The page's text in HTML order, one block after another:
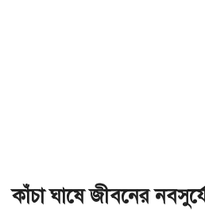
কাঁচা ঘাষে জীবনের